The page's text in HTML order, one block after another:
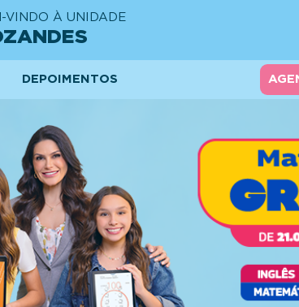
VINDO À UNIDADE
DEPOIMENTOS